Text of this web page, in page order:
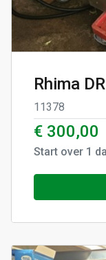
Rhima
11378
€ 300,00
Start over 1